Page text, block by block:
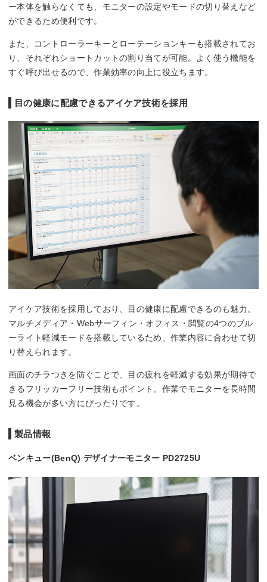
ー本体を触らなくても、モニターの設定やモードの切り替えなど
ができるため便利です。
また、コントローラーキーとローテーションキーも搭載されてお
り、それぞれショートカットの割り当てが可能。よく使う機能を
すぐ呼び出せるので、作業効率の向上に役立ちます。
目の健康に配慮できるアイケア技術を採用
アイケア技術を採用しており、目の健康に配慮できるのも魅力。
マルチメディア・Webサーフィン・オフィス・閲覧の4つのブル
ーライト軽減モードを搭載しているため、作業内容に合わせて切
り替えられます。
画面のチラつきを防ぐことで、目の疲れを軽減する効果が期待で
きるフリッカーフリー技術もポイント。作業でモニターを長時間
見る機会が多い方にぴったりです。
製品情報
ベンキュー(BenQ) デザイナーモニター PD2725U